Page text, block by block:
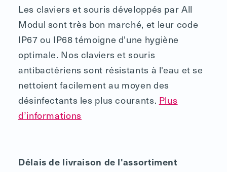
Les claviers et souris développés par All
Modul sont très bon marché, et leur code
IP67 ou IP68 témoigne d'une hygiène
optimale. Nos claviers et souris
antibactériens sont résistants à l'eau et se
nettoient facilement au moyen des
désinfectants les plus courants. Plus
d’informations
Délais de livraison de l'assortiment